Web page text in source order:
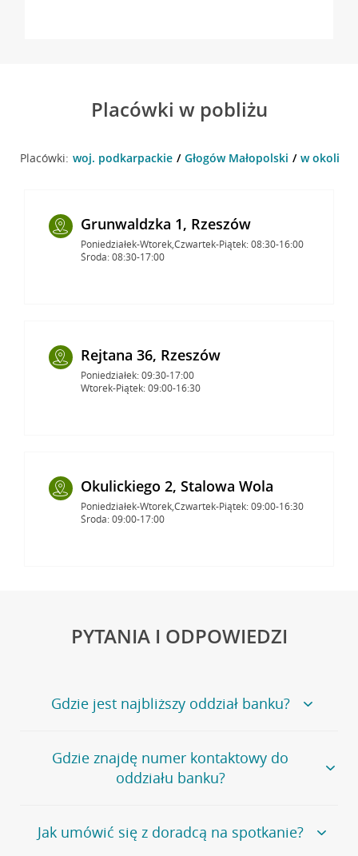
Placówki w pobliżu
Placówki: woj. podkarpackie Głogów Małopolski w okolicy
Grunwaldzka 1, Rzeszów
Poniedziałek-Wtorek,Czwartek-Piątek: 08:30-16:00
Środa: 08:30-17:00
Rejtana 36, Rzeszów
Poniedziałek: 09:30-17:00
Wtorek-Piątek: 09:00-16:30
Okulickiego 2, Stalowa Wola
Poniedziałek-Wtorek,Czwartek-Piątek: 09:00-16:30
Środa: 09:00-17:00
PYTANIA I ODPOWIEDZI
Gdzie jest najbliższy oddział banku?
Jeśli szukasz oddziału naszego banku, zapraszamy na
stronęPlacówki i bankomaty, na której znajduje się
wygodna wyszukiwarka.
oddziałów
Gdzie znajdę numer kontaktowy do
oddziału banku?
Bank Credit Agricole nie udostępnia ogólnego numeru
telefonu do placówki bankowej.
Jak umówić się z doradcą na spotkanie?